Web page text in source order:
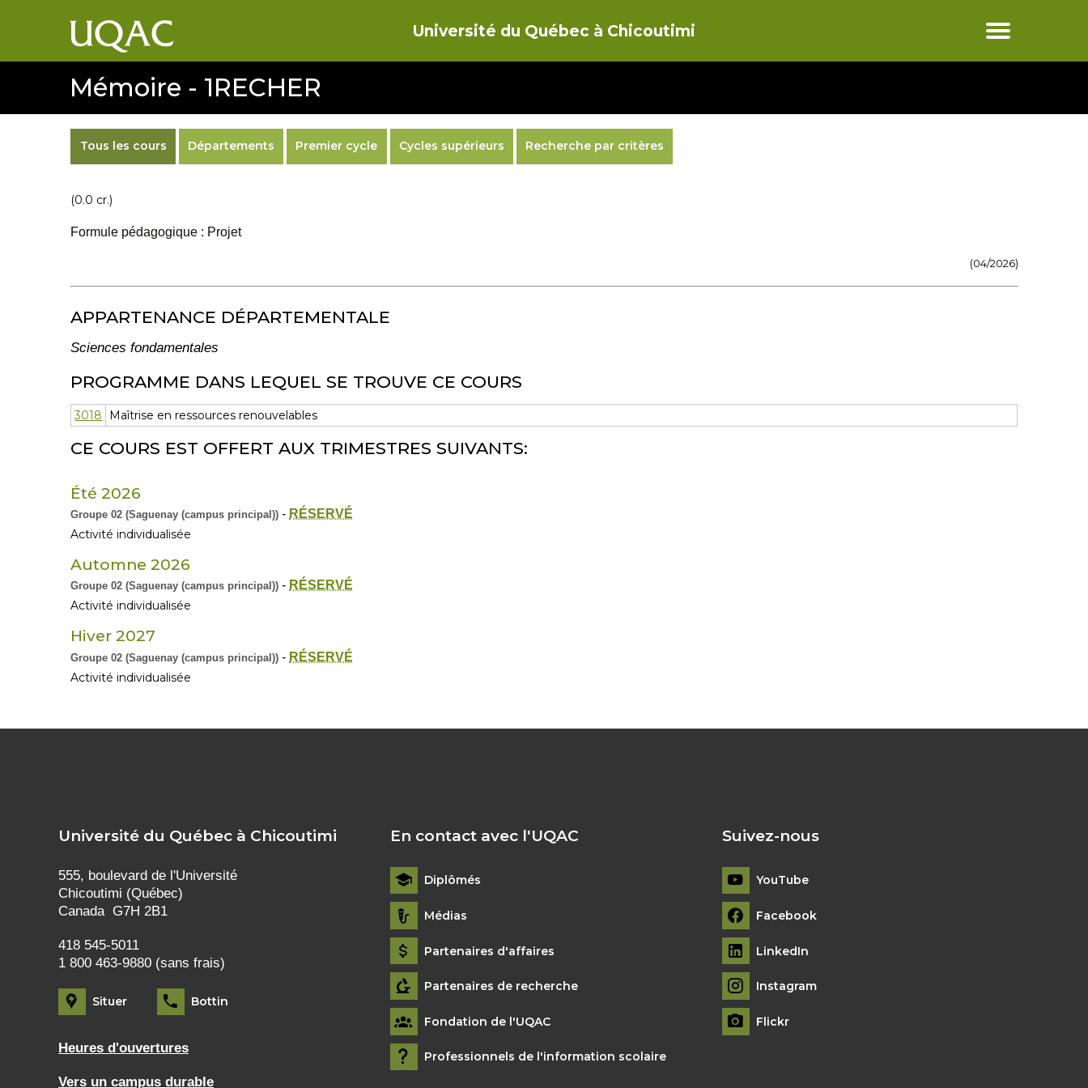
Université du Québec à Chicoutimi
Mémoire - 1RECHER
Tous les cours Départements Premier cycle Cycles supérieurs Recherche par critères
(0.0 cr.)
Formule pédagogique : Projet
(04/2026)
APPARTENANCE DÉPARTEMENTALE
Sciences fondamentales
PROGRAMME DANS LEQUEL SE TROUVE CE COURS
3018 Maîtrise en ressources renouvelables
CE COURS EST OFFERT AUX TRIMESTRES SUIVANTS:
Été 2026
Groupe 02 (Saguenay (campus principal)) - RÉSERVÉ
Activité individualisée
Automne 2026
Groupe 02 (Saguenay (campus principal)) - RÉSERVÉ
Activité individualisée
Hiver 2027
Groupe 02 (Saguenay (campus principal)) - RÉSERVÉ
Activité individualisée
Université du Québec à Chicoutimi
555, boulevard de l'Université
Chicoutimi (Québec)
Canada G7H 2B1
418 545-5011
1 800 463-9880 (sans frais)
Situer Bottin
Heures d'ouvertures
Vers un campus durable
En contact avec l'UQAC
Diplômés
Médias
Partenaires d'affaires
Partenaires de recherche
Fondation de l'UQAC
Professionnels de l'information scolaire
Suivez-nous
YouTube
Facebook
LinkedIn
Instagram
Flickr